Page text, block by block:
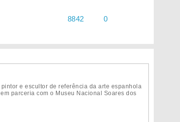
8842 0
e escultor de referência da arte espanhola
parceria com o Museu Nacional Soares dos